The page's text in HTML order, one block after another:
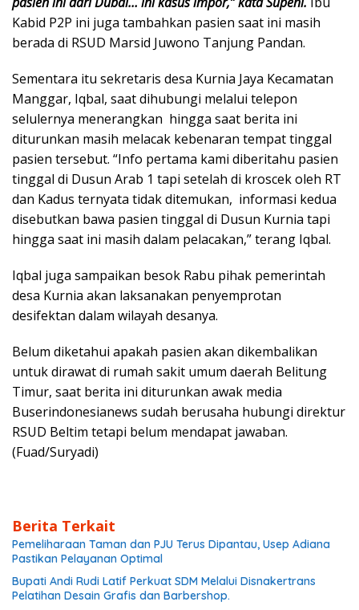
Kabid P2P ini juga tambahkan pasien saat ini masih
berada di RSUD Marsid Juwono Tanjung Pandan.
Sementara itu sekretaris desa Kurnia Jaya Kecamatan
Manggar, Iqbal, saat dihubungi melalui telepon
selulernya menerangkan hingga saat berita ini
diturunkan masih melacak kebenaran tempat tinggal
pasien tersebut. “Info pertama kami diberitahu pasien
tinggal di Dusun Arab 1 tapi setelah di kroscek oleh RT
dan Kadus ternyata tidak ditemukan, informasi kedua
disebutkan bawa pasien tinggal di Dusun Kurnia tapi
hingga saat ini masih dalam pelacakan,” terang Iqbal.
Iqbal juga sampaikan besok Rabu pihak pemerintah
desa Kurnia akan laksanakan penyemprotan
desifektan dalam wilayah desanya.
Belum diketahui apakah pasien akan dikembalikan
untuk dirawat di rumah sakit umum daerah Belitung
Timur, saat berita ini diturunkan awak media
Buserindonesianews sudah berusaha hubungi direktur
RSUD Beltim tetapi belum mendapat jawaban.
(Fuad/Suryadi)
Berita Terkait
Pemeliharaan Taman dan PJU Terus Dipantau, Usep Adiana
Pastikan Pelayanan Optimal
Bupati Andi Rudi Latif Perkuat SDM Melalui Disnakertrans
Pelatihan Desain Grafis dan Barbershop.